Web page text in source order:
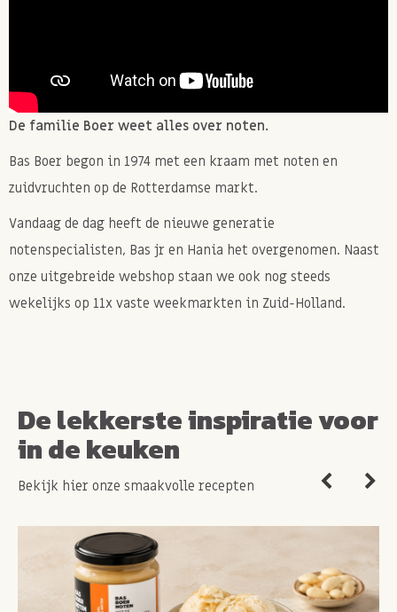
De familie Boer weet alles over noten.
Bas Boer begon in 1974 met een kraam met noten en
zuidvruchten op de Rotterdamse markt.
Vandaag de dag heeft de nieuwe generatie
notenspecialisten, Bas jr en Hania het overgenomen. Naast
onze uitgebreide webshop staan we ook nog steeds
wekelijks op 11x vaste weekmarkten in Zuid-Holland.
De lekkerste inspiratie voor
in de keuken
Bekijk hier onze smaakvolle recepten